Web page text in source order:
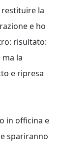
la
e ho
risultato:
la
e ripresa
in officina e
spariranno